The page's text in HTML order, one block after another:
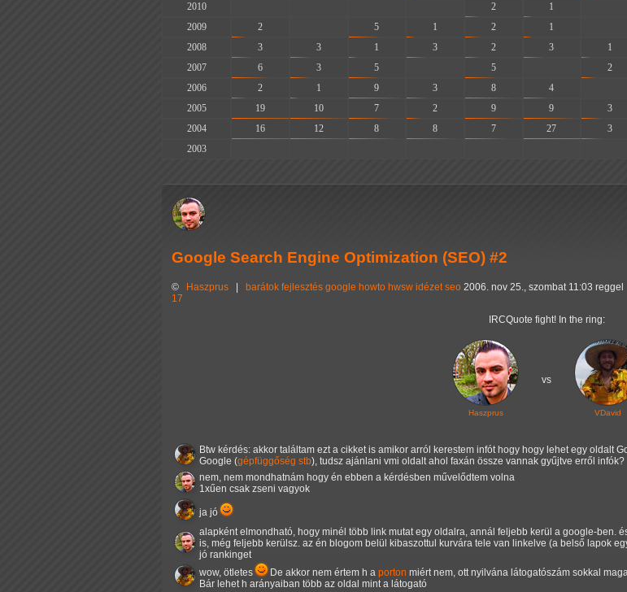
2010
2 1
2009
2 5 1 2 1
2008
3 3 1 3 2 3 1
2007
6 3 5 5 2
2006
2 1 9 3 8 4
2005
19 10 7 2 9 9 3
2004
16 12 8 8 7 27 3
2003
Google Search Engine Optimization (SEO) #2
© Haszprus barátok fejlesztés google howto hwsw idézet seo 2006. nov 25., szombat 11:03 reggel
17
IRCQuote fight! In the ring:
Haszprus
vs
VDavid
Btw kérdés: akkor találtam ezt a cikket is amikor arról kerestem infót hogy hogy lehet egy oldalt
Google (gépfüggőség stb), tudsz ajánlani vmi oldalt ahol faxán össze vannak gyűjtve erről infók?
nem, nem mondhatnám hogy én ebben a kérdésben művelődtem volna
1xűen csak zseni vagyok
ja jó
alapként elmondható, hogy minél több link mutat egy oldalra, annál feljebb kerül a google-ben.
is, még feljebb kerülsz. az én blogom belül kibaszottul kurvára tele van linkelve (a belső lapok
jó rankinget
wow, ötletes
De akkor nem értem h a porton miért nem, ott nyilvána látogatószám sokkal
Bár lehet h arányaiban több az oldal mint a látogató